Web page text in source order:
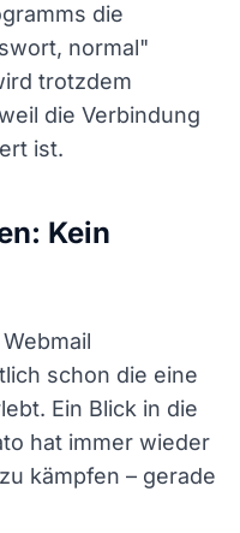
die
normal"
trotzdem
die Verbindung
ist.
Kein
schon die eine
Ein Blick in die
hat immer wieder
kämpfen – gerade